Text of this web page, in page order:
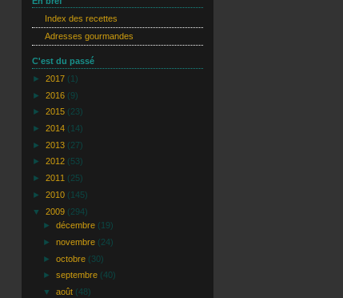
Index des recettes
Adresses gourmandes
C'est du passé
► 2017 (1)
► 2016 (9)
► 2015 (23)
► 2014 (14)
► 2013 (27)
► 2012 (53)
► 2011 (25)
► 2010 (145)
▼ 2009 (294)
► décembre (19)
► novembre (24)
► octobre (30)
► septembre (40)
▼ août (48)